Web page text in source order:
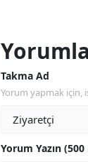
Takma Ad
Yorum yapmak için,
Yorum Yazın